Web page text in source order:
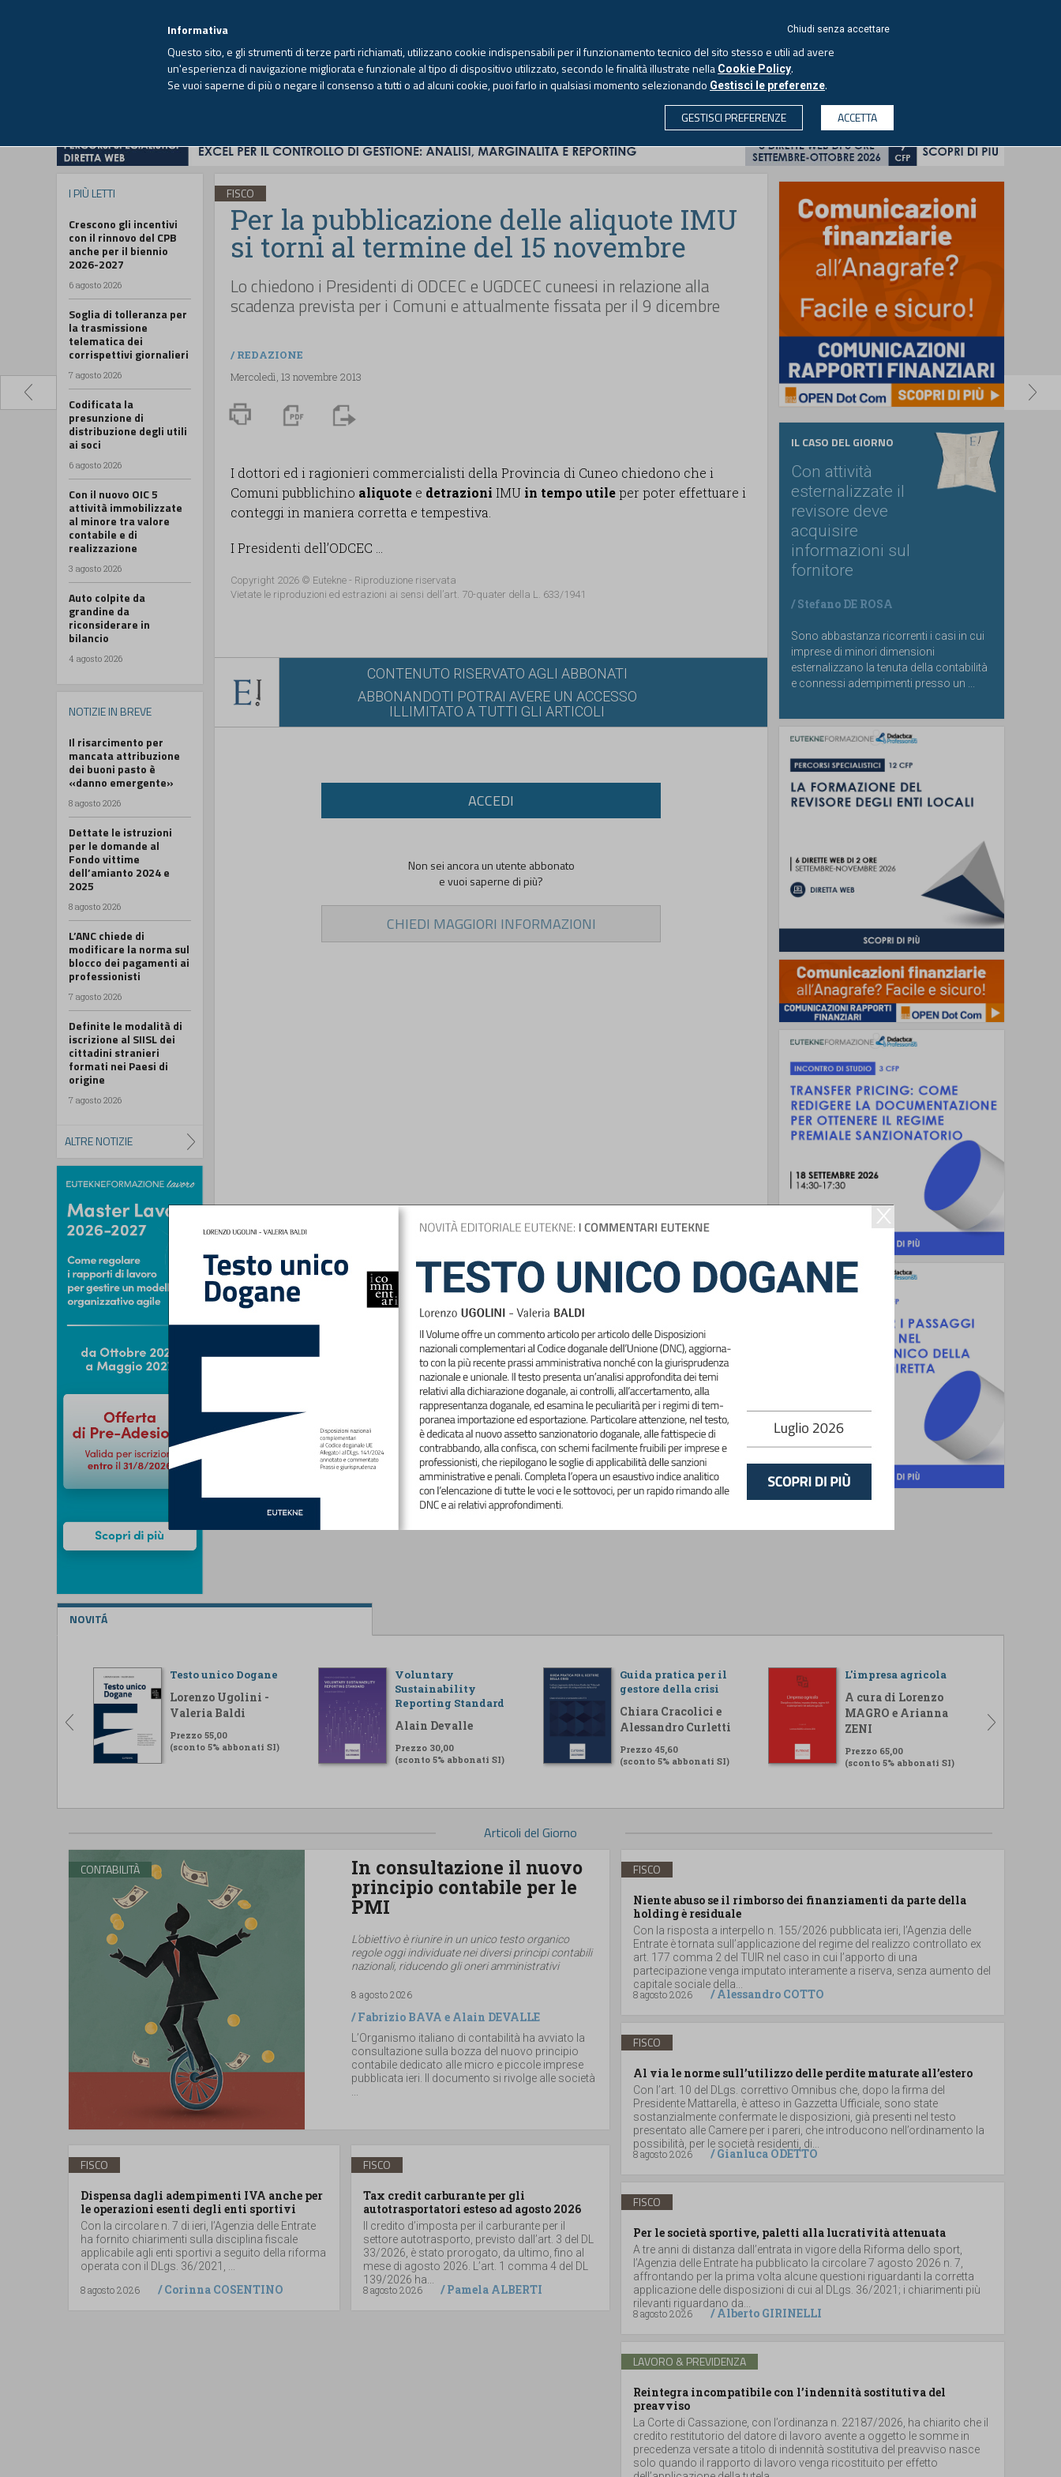
Sabato, 8 agosto 2026 -Aggiornato alle 6.00
ECONOMIA & SOCIETÀ PROFESSIONI
I PIÙ LETTI
Crescono gli incentivi
con il rinnovo del CPB
anche per il biennio
2026-2027
6 agosto 2026
Soglia di tolleranza per
la trasmissione
telematica dei
corrispettivi giornalieri
7 agosto 2026
Codificata la
presunzione di
distribuzione degli utili
ai soci
6 agosto 2026
Con il nuovo OIC 5
attività immobilizzate
al minore tra valore
contabile e di
realizzazione
3 agosto 2026
Auto colpite da
grandine da
riconsiderare in
bilancio
4 agosto 2026
NOTIZIE IN BREVE
Il risarcimento per
mancata attribuzione
dei buoni pasto è
«danno emergente»
8 agosto 2026
Dettate le istruzioni
per le domande al
Fondo vittime
dell’amianto 2024 e
2025
8 agosto 2026
L’ANC chiede di
modificare la norma sul
blocco dei pagamenti ai
professionisti
7 agosto 2026
Definite le modalità di
iscrizione al SIISL dei
cittadini stranieri
formati nei Paesi di
origine
7 agosto 2026
ALTRE NOTIZIE
FISCO
Per la pubblicazione delle aliquote IMU
si torni al termine del 15 novembre
Lo chiedono i Presidenti di ODCEC e UGDCEC cuneesi in relazione alla
scadenza prevista per i Comuni e attualmente fissata per il 9 dicembre
/ REDAZIONE
Mercoledì, 13 novembre 2013
I dottori ed i ragionieri commercialisti della Provincia di Cuneo chiedono che i
Comuni pubblichino aliquote e detrazioni IMU in tempo utileper poter effettuare i
conteggi in maniera corretta e tempestiva.
I Presidenti dell’ODCEC ...
Copyright 2026 © Eutekne - Riproduzione riservata
Vietate le riproduzioni ed estrazioni ai sensi dell’art. 70-quater della L. 633/1941
CONTENUTO RISERVATO AGLI ABBONATI
ABBONANDOTI POTRAI AVERE UN ACCESSO
ILLIMITATO A TUTTI GLI ARTICOLI
ACCEDI
Non sei ancora un utente abbonato
e vuoi saperne di più?
CHIEDI MAGGIORI INFORMAZIONI
IL CASO DEL GIORNO
Con attività
esternalizzate il
revisore deve
acquisire
informazioni sul
fornitore
/Stefano DE ROSA
Sono abbastanza ricorrenti i casi in cui
imprese di minori dimensioni
esternalizzano la tenuta della contabilità
e connessi adempimenti presso un ...
NOVITÁ
Testo unico Dogane
Lorenzo Ugolini -
Valeria Baldi
Prezzo 55,00
(sconto 5% abbonati SI)
Voluntary
Sustainability
Reporting Standard
Alain Devalle
Prezzo 30,00
(sconto 5% abbonati SI)
Guida pratica per il
gestore della crisi
Chiara Cracolici e
Alessandro Curletti
Prezzo 45,60
(sconto 5% abbonati SI)
L'impresa agricola
A cura di Lorenzo
MAGRO e Arianna
ZENI
Prezzo 65,00
(sconto 5% abbonati SI)
Articoli del Giorno
CONTABILITÀ
In consultazione il nuovo
principio contabile per le
PMI
L’obiettivo è riunire in un unico testo organico
regole oggi individuate nei diversi principi contabili
nazionali, riducendo gli oneri amministrativi
8 agosto 2026
/Fabrizio BAVA e Alain DEVALLE
L’Organismo italiano di contabilità ha avviato la
consultazione sulla bozza del nuovo principio
contabile dedicato alle micro e piccole imprese
pubblicata ieri. Il documento si rivolge alle società
...
FISCO
Dispensa dagli adempimenti IVA anche per
le operazioni esenti degli enti sportivi
Con la circolare n. 7 di ieri, l’Agenzia delle Entrate
ha fornito chiarimenti sulla disciplina fiscale
applicabile agli enti sportivi a seguito della riforma
operata con il DLgs. 36/2021, ...
8 agosto 2026
/Corinna COSENTINO
FISCO
Tax credit carburante per gli
autotrasportatori esteso ad agosto 2026
Il credito d’imposta per il carburante per il
settore autotrasporto, previsto dall’art. 3 del DL
33/2026, è stato prorogato, da ultimo, fino al
mese di agosto 2026. L’art. 1 comma 4 del DL
139/2026 ha...
8 agosto 2026
/Pamela ALBERTI
FISCO
Niente abuso se il rimborso dei finanziamenti da parte della
holding è residuale
Con la risposta a interpello n. 155/2026 pubblicata ieri, l’Agenzia delle
Entrate è tornata sull’applicazione del regime del realizzo controllato ex
art. 177 comma 2 del TUIR nel caso in cui l’apporto di una
partecipazione venga imputato interamente a riserva, senza aumento del
capitale sociale della...
8 agosto 2026
/Alessandro COTTO
FISCO
Al via le norme sull’utilizzo delle perdite maturate all’estero
Con l’art. 10 del DLgs. correttivo Omnibus che, dopo la firma del
Presidente Mattarella, è atteso in Gazzetta Ufficiale, sono state
sostanzialmente confermate le disposizioni, già presenti nel testo
presentato alle Camere per i pareri, che introducono nell’ordinamento la
possibilità, per le società residenti, di...
8 agosto 2026
/Gianluca ODETTO
FISCO
Per le società sportive, paletti alla lucratività attenuata
A tre anni di distanza dall’entrata in vigore della Riforma dello sport,
l’Agenzia delle Entrate ha pubblicato la circolare 7 agosto 2026 n. 7,
affrontando per la prima volta alcune questioni riguardanti la corretta
applicazione delle disposizioni di cui al DLgs. 36/2021; i chiarimenti più
rilevanti riguardano da...
8 agosto 2026
/Alberto GIRINELLI
LAVORO & PREVIDENZA
Reintegra incompatibile con l’indennità sostitutiva del
preavviso
La Corte di Cassazione, con l’ordinanza n. 22187/2026, ha chiarito che il
credito restitutorio del datore di lavoro avente a oggetto le somme in
precedenza versate a titolo di indennità sostitutiva del preavviso nasce
solo quando il rapporto di lavoro venga ricostituito per effetto
Chiudi senza accettare
Informativa
Questo sito, e gli strumenti di terze parti richiamati, utilizzano cookie indispensabili per il funzionamento tecnico del sito stesso e utili ad avere
un'esperienza di navigazione migliorata e funzionale al tipo di dispositivo utilizzato, secondo le finalità illustrate nella Cookie Policy.
Se vuoi saperne di più o negare il consenso a tutti o ad alcuni cookie, puoi farlo in qualsiasi momento selezionando Gestisci le preferenze.
GESTISCI PREFERENZE
ACCETTA